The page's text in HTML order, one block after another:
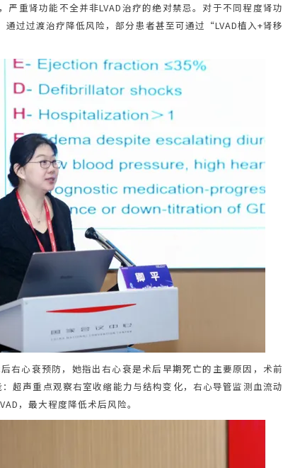
严重肾功能不全并非LVAD治疗的绝对禁忌。对于不同程度肾功
过过渡治疗降低风险，部分患者甚至可通过“LVAD植入+肾移
后右心衰预防，她指出右心衰是术后早期死亡的主要原因，术前
超声重点观察右室收缩能力与结构变化，右心导管监测血流动
，最大程度降低术后风险。